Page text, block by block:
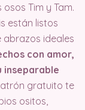
Tim y Tam.
están listos
ideales
con amor,
inseparable
gratuito te
ositos,